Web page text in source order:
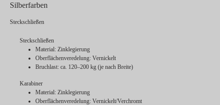
Silberfarben
Steckschließen
Steckschließen
Material: Zinklegierung
Oberflächenveredelung: Vernickelt
Bruchlast: ca. 120–200 kg (je nach Breite)
Karabiner
Material: Zinklegierung
Oberflächenveredelung: Vernickelt/Verchromt